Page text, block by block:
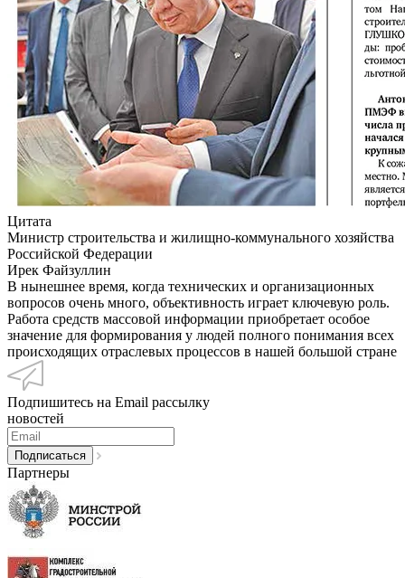
Цитата
Министр строительства и жилищно-коммунального хозяйства
Российской Федерации
Ирек Файзуллин
В нынешнее время, когда технических и организационных
вопросов очень много, объективность играет ключевую роль.
Работа средств массовой информации приобретает особое
значение для формирования у людей полного понимания всех
происходящих отраслевых процессов в нашей большой стране
Подпишитесь на Email рассылку
новостей
Партнеры